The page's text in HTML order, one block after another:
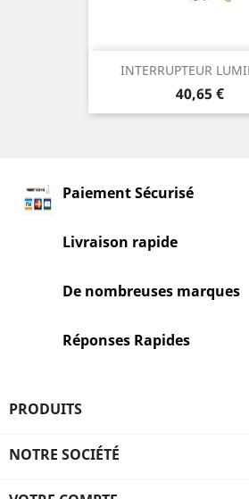
INTERRUPTEUR
Prix
40,65 €
Paiement Sécurisé
Livraison rapide
De nombreuses marques
Réponses Rapides
PRODUITS
NOTRE SOCIÉTÉ